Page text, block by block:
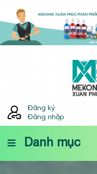
Đăng ký
Đăng nhập
Danh mục